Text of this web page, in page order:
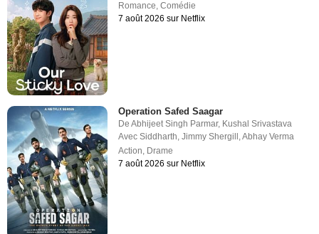
Romance,Comédie
7 août 2026 sur Netflix
Operation Safed Saagar
DeAbhijeet Singh Parmar, Kushal Srivastava
AvecSiddharth ,Jimmy Shergill ,Abhay Verma
Action Drame
7 août 2026 sur Netflix